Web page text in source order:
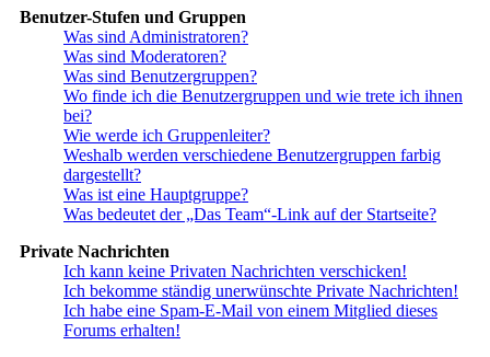
Benutzer-Stufen und Gruppen
Was sind Administratoren?
Was sind Moderatoren?
Was sind Benutzergruppen?
Wo finde ich die Benutzergruppen und wie trete ich ihnen
bei?
Wie werde ich Gruppenleiter?
Weshalb werden verschiedene Benutzergruppen farbig
dargestellt?
Was ist eine Hauptgruppe?
Was bedeutet der „Das Team“-Link auf der Startseite?
Private Nachrichten
Ich kann keine Privaten Nachrichten verschicken!
Ich bekomme ständig unerwünschte Private Nachrichten!
Ich habe eine Spam-E-Mail von einem Mitglied dieses
Forums erhalten!